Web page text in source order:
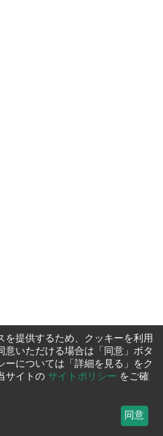
を提供するため、クッキーを利用
意いただける場合は「同意」ボタ
ーについては「詳細を見る」をク
サイトの サイトポリシー をご確
同意